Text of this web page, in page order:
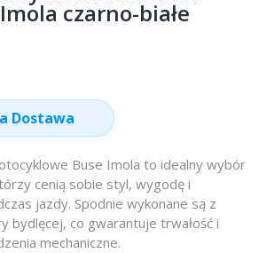
czarno-białe
Dostawa
Buse Imola to idealny wybór
cenią sobie styl, wygodę i
jazdy. Spodnie wykonane są z
bydlęcej, co gwarantuje trwałość i
mechaniczne.